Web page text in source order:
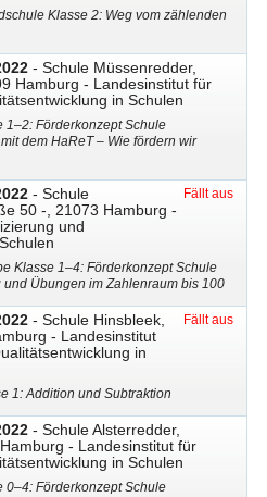
Klasse 2: Weg vom zählenden
- Schule Müssenredder,
Hamburg - Landesinstitut für
in Schulen
1–2: Förderkonzept Schule
dem HaReT – Wie fördern wir
- Schule
50 -, 21073 Hamburg -
und
Fällt aus
Klasse 1–4: Förderkonzept Schule
Übungen im Zahlenraum bis 100
- Schule Hinsbleek,
- Landesinstitut
in
Fällt aus
1: Addition und Subtraktion
- Schule Alsterredder,
- Landesinstitut für
in Schulen
0–4: Förderkonzept Schule